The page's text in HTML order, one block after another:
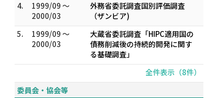
4.
1999/09 ～
2000/03
外務省委託調査国別評価調査
（ザンビア)
5.
1999/09 ～
2000/03
大蔵省委託調査「HIPC適用国の
債務削減後の持続的開発に関す
る基礎調査」
全件表示（8件）
委員会・協会等